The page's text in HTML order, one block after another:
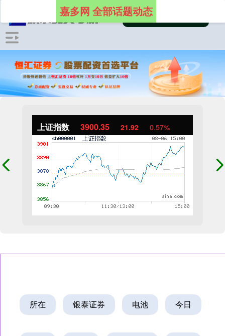
上证指数 3900.35 21.92 0.57%
嘉多网 全部话题动态
所在 银泰证券 电池 今日